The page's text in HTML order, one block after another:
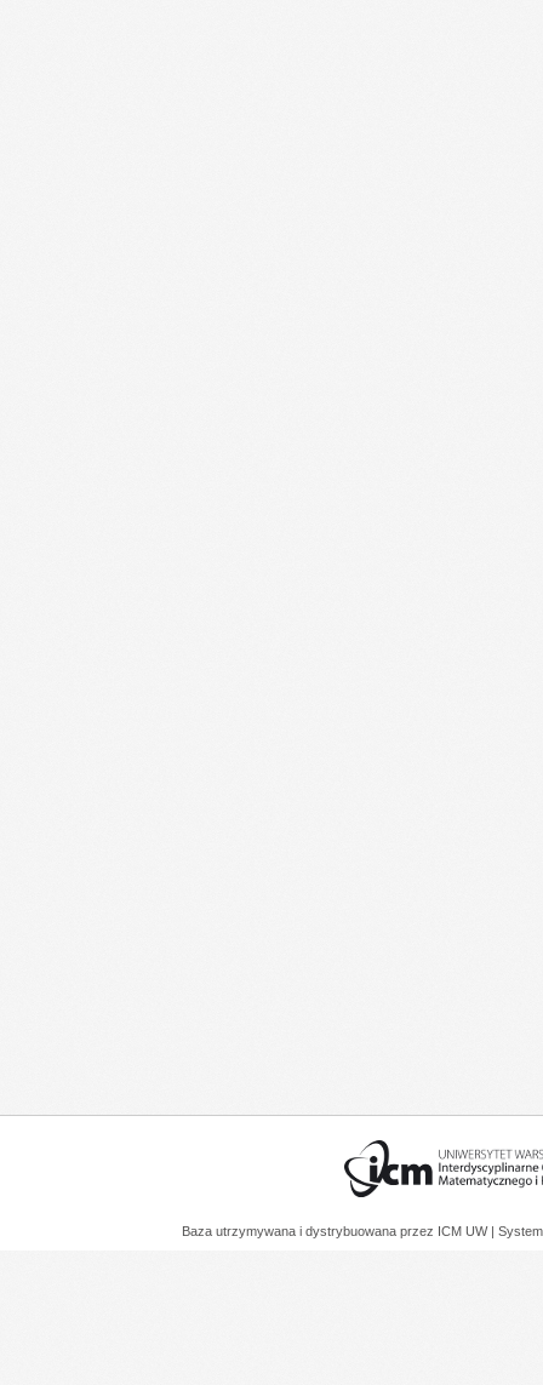
Baza utrzymywana i dystrybuowana przez ICM UW |